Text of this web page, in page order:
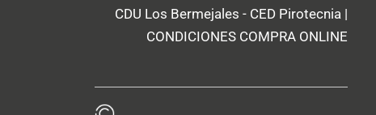
CDU Los Bermejales - CED Pirotecnia |
CONDICIONES COMPRA ONLINE